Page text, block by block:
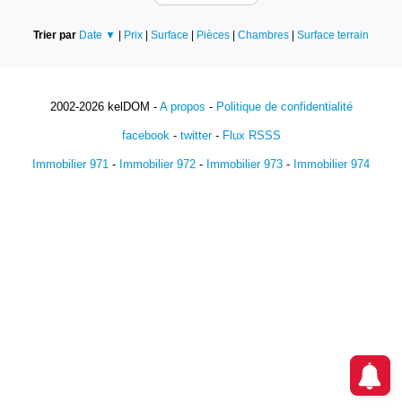
Trier par Date ▼ | Prix | Surface | Pièces | Chambres | Surface terrain
2002-2026 kelDOM - A propos - Politique de confidentialité
facebook- twitter- Flux RSSS
Immobilier 971 - Immobilier 972 - Immobilier 973 - Immobilier 974